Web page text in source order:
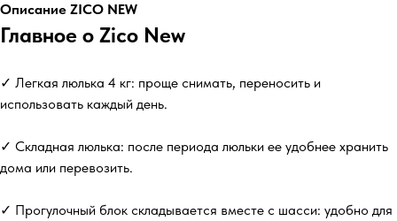
Описание ZICO NEW
Главное о Zico New
✓ Легкая люлька 4 кг: проще снимать, переносить и
использовать каждый день.
✓ Складная люлька: после периода люльки ее удобнее хранить
дома или перевозить.
✓ Прогулочный блок складывается вместе с шасси: удобно для